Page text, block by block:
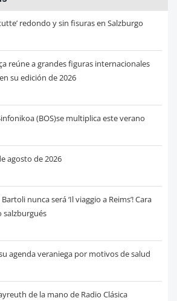
redondo y sin fisuras en Salzburgo
reúne a grandes figuras internacionales
su edición de 2026
(BOS)se multiplica este verano
agosto de 2026
Bartoli nunca será ‘Il viaggio a Reims’! Cara
salzburgués
agenda veraniega por motivos de salud
de la mano de Radio Clásica